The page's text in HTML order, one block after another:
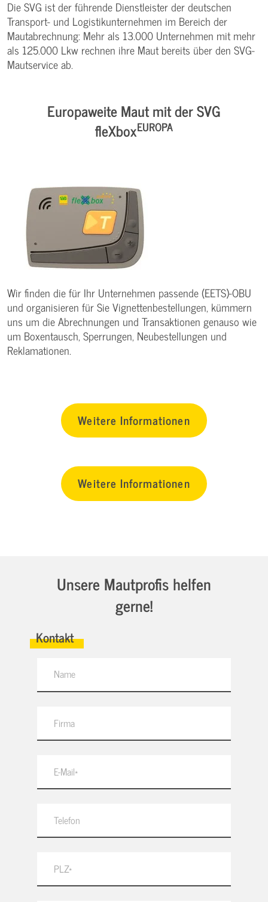
Die SVG ist der führende Dienstleister der deutschen
Transport- und Logistikunternehmen im Bereich der
Mautabrechnung: Mehr als 13.000 Unternehmen mit mehr
als 125.000 Lkw rechnen ihre Maut bereits über den SVG-
Mautservice ab.
Europaweite Maut mit der SVG
fleXboxEUROPA
Wir finden die für Ihr Unternehmen passende (EETS)-OBU
und organisieren für Sie Vignettenbestellungen, kümmern
uns um die Abrechnungen und Transaktionen genauso wie
um Boxentausch, Sperrungen, Neubestellungen und
Reklamationen.
Weitere Informationen
Weitere Informationen
Unsere Mautprofis helfen
gerne!
Kontakt